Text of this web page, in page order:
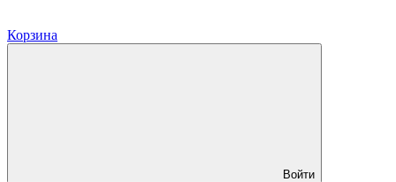
Корзина
Войти